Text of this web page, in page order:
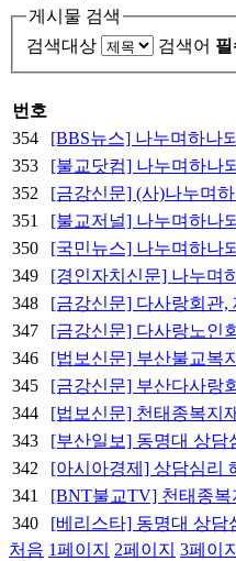
게시물 검색
검색대상
검색어
번호
354
[BBS뉴스] 나누며하나
353
[불교닷컴] 나누며하나
352
[금강신문] (사)나누며
351
[불교저널] 나누며하나
350
[국민뉴스] 나누며하나
349
[경인자치신문] 나누며
348
[금강신문] 다사랑회관,
347
[금강신문] 다사랑노인
346
[법보신문] 부산불교복
345
[금강신문] 부산다사랑
344
[법보신문] 천태종복지
343
[부산일보] 동명대 상담
342
[아시아경제] 상담심리
341
[BNT불교TV] 천태종
340
[베리스타] 동명대 상담
처음 1페이지 2페이지 3페이지